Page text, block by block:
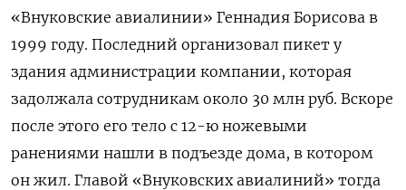
«Внуковские авиалинии» Геннадия Борисова в
1999 году. Последний организовал пикет у
здания администрации компании, которая
задолжала сотрудникам около 30 млн руб. Вскоре
после этого его тело с 12-ю ножевыми
ранениями нашли в подъезде дома, в котором
он жил. Главой «Внуковских авиалиний» тогда